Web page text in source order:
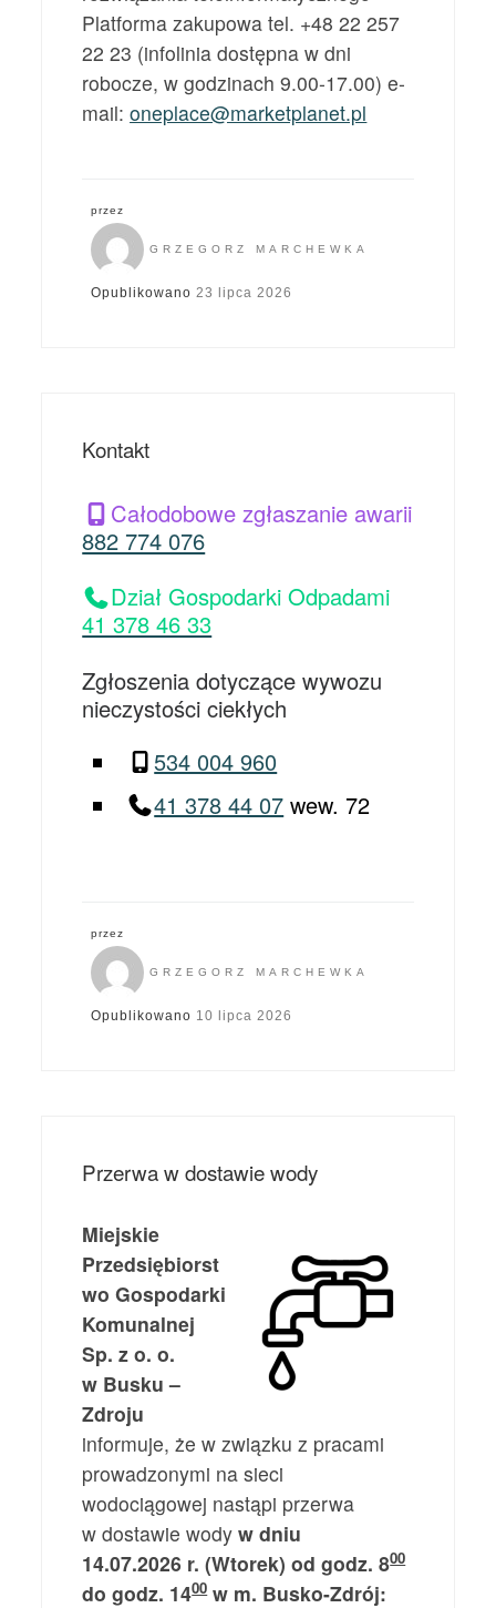
Platforma zakupowa tel. +48 22 257
22 23 (infolinia dostępna w dni
robocze, w godzinach 9.00-17.00) e-
mail:oneplace@marketplanet.pl
przez
GRZEGORZ MARCHEWKA
Opublikowano 23 lipca 2026
Kontakt
Całodobowe zgłaszanie awarii
882 774 076
Dział Gospodarki Odpadami
41 378 46 33
Zgłoszenia dotyczące wywozu
nieczystości ciekłych
534 004 960
41 378 44 07 wew. 72
przez
GRZEGORZ MARCHEWKA
Opublikowano 10 lipca 2026
Przerwa w dostawie wody
Miejskie
Przedsiębiorst
wo Gospodarki
Komunalnej
Sp. z o. o.
w Busku –
Zdroju
informuje, że w związku z pracami
prowadzonymi na sieci
wodociągowej nastąpi przerwa
w dostawie wodyw dniu
14.07.2026 r. (Wtorek) od godz. 800
do godz. 1400 w m. Busko-Zdrój: